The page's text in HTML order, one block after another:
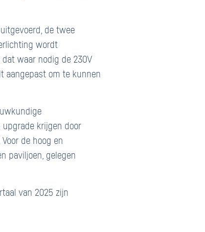
de twee
wordt
waar nodig de 230V
aangepast om te kunnen
krijgen door
de hoog en
paviljoen, gelegen
van 2025 zijn